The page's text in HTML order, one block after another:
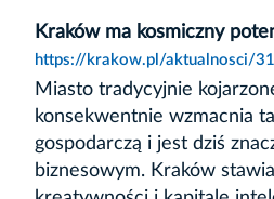
Kraków ma kosmiczny
https://krakow.pl/aktualnosci/
Miasto tradycyjnie
konsekwentnie wzmacnia
gospodarczą i jest dziś
biznesowym. Kraków